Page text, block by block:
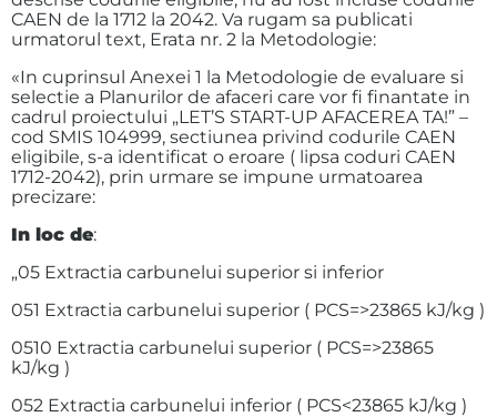
CAEN de la 1712 la 2042. Va rugam sa publicati
urmatorul text, Erata nr. 2 la Metodologie:
«In cuprinsul Anexei 1 la Metodologie de evaluare si
selectie a Planurilor de afaceri care vor fi finantate in
cadrul proiectului „LET’S START-UP AFACEREA TA!” –
cod SMIS 104999, sectiunea privind codurile CAEN
eligibile, s-a identificat o eroare ( lipsa coduri CAEN
1712-2042), prin urmare se impune urmatoarea
precizare:
In loc de:
„05 Extractia carbunelui superior si inferior
051 Extractia carbunelui superior ( PCS=>23865 kJ/kg )
0510 Extractia carbunelui superior ( PCS=>23865
kJ/kg )
052 Extractia carbunelui inferior ( PCS<23865 kJ/kg )